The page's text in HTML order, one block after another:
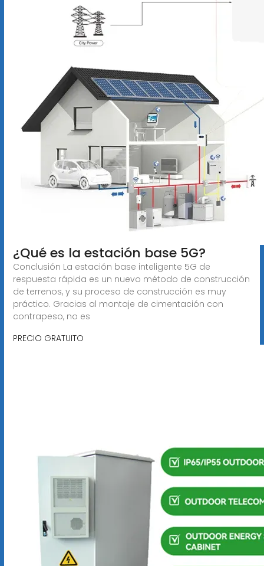
¿Qué es la estación base 5G?
Conclusión La estación base inteligente 5G de
respuesta rápida es un nuevo método de construcción
de terrenos, y su proceso de construcción es muy
práctico. Gracias al montaje de cimentación con
contrapeso, no es
PRECIO GRATUITO